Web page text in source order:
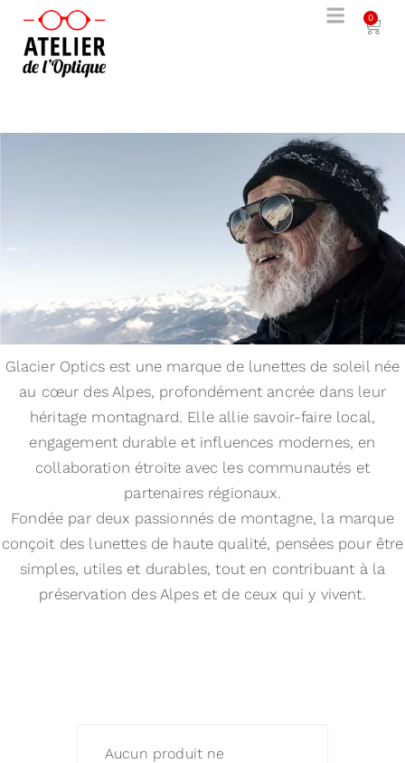
0
Glacier Optics est une marque de lunettes de soleil née
au cœur des Alpes, profondément ancrée dans leur
héritage montagnard. Elle allie savoir-faire local,
engagement durable et influences modernes, en
collaboration étroite avec les communautés et
partenaires régionaux.
Fondée par deux passionnés de montagne, la marque
conçoit des lunettes de haute qualité, pensées pour être
simples, utiles et durables, tout en contribuant à la
préservation des Alpes et de ceux qui y vivent.
Aucun produit ne